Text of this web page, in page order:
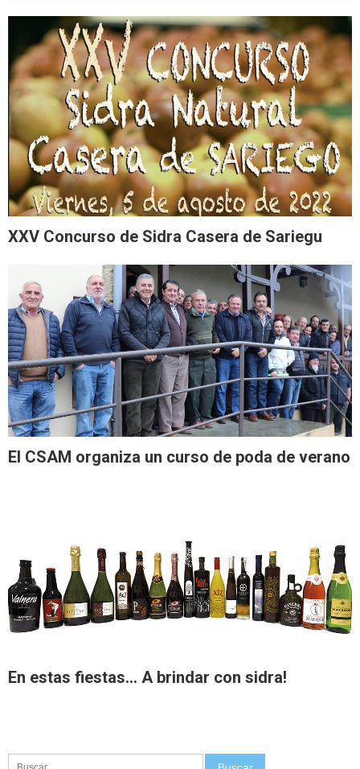
XXV Concurso de Sidra Casera de Sariegu
El CSAM organiza un curso de poda de verano
En estas fiestas… A brindar con sidra!
Buscar: